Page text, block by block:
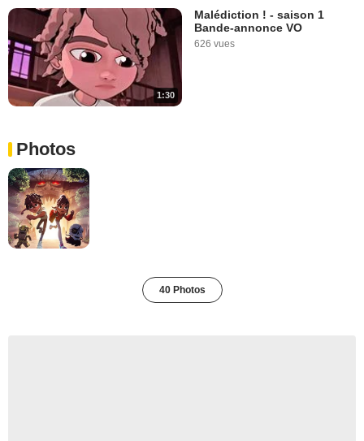
1:30
Malédiction ! - saison 1
Bande-annonce VO
626 vues
Photos
40 Photos